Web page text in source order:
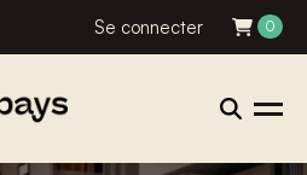
Se connecter 0